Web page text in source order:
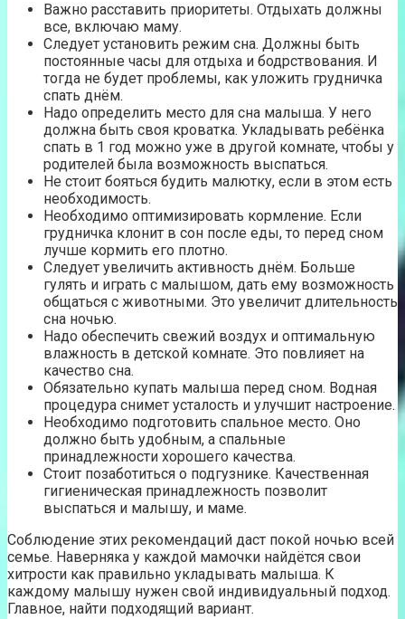
Важно расставить приоритеты. Отдыхать должны
все, включаю маму.
Следует установить режим сна. Должны быть
постоянные часы для отдыха и бодрствования. И
тогда не будет проблемы, как уложить грудничка
спать днём.
Надо определить место для сна малыша. У него
должна быть своя кроватка. Укладывать ребёнка
спать в 1 год можно уже в другой комнате, чтобы у
родителей была возможность выспаться.
Не стоит бояться будить малютку, если в этом есть
необходимость.
Необходимо оптимизировать кормление. Если
грудничка клонит в сон после еды, то перед сном
лучше кормить его плотно.
Следует увеличить активность днём. Больше
гулять и играть с малышом, дать ему возможность
общаться с животными. Это увеличит длительность
сна ночью.
Надо обеспечить свежий воздух и оптимальную
влажность в детской комнате. Это повлияет на
качество сна.
Обязательно купать малыша перед сном. Водная
процедура снимет усталость и улучшит настроение.
Необходимо подготовить спальное место. Оно
должно быть удобным, а спальные
принадлежности хорошего качества.
Стоит позаботиться о подгузнике. Качественная
гигиеническая принадлежность позволит
выспаться и малышу, и маме.
Соблюдение этих рекомендаций даст покой ночью всей
семье. Наверняка у каждой мамочки найдётся свои
хитрости как правильно укладывать малыша. К
каждому малышу нужен свой индивидуальный подход.
Главное, найти подходящий вариант.